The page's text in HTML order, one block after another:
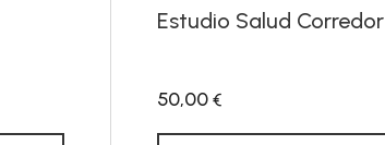
Estudio Salud Corredor
50,00€